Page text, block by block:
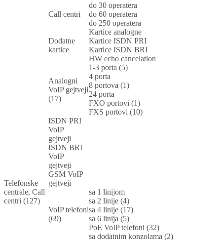
Telefonske
centrale, Call
centri (127)
Call centri
do 30 operatera
do 60 operatera
do 250 operatera
Dodatne
kartice
Kartice analogne
Kartice ISDN PRI
Kartice ISDN BRI
HW echo cancelation
Analogni
VoIP gejtveji
(17)
1-3 porta (5)
4 porta
8 portova (1)
24 porta
FXO portovi (1)
FXS portovi (10)
ISDN PRI
VoIP
gejtveji
ISDN BRI
VoIP
gejtveji
GSM VoIP
gejtveji
VoIP telefoni
(69)
sa 1 linijom
sa 2 linije (4)
sa 4 linije (17)
sa 6 linija (5)
PoE VoIP telefoni (32)
sa dodatnim konzolama (2)